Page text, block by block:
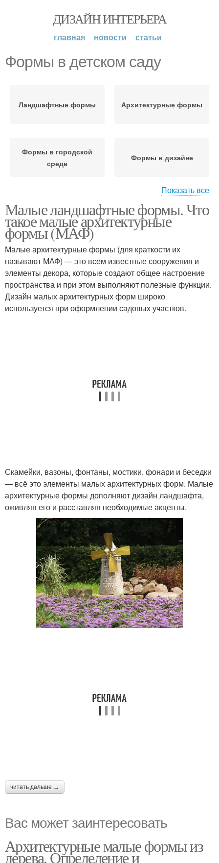
ДИЗАЙН ИНТЕРЬЕРА
главная новости статьи
Формы в детском саду
Ландшафтные формы Архитектурные формы
Формы в городской
среде
Формы в дизайне
площадки
Безопасность для
детских площадок
Формы для сада
Показать все
Малые ландшафтные формы. Что
такое малые архитектурные
формы (МАФ)
Малые архитектурные формы (для краткости их
называют МАФ) — это всем известные сооружения и
элементы декора, которые создают общее настроение
пространства и при этом выполняют полезные функции.
Дизайн малых архитектурных форм широко
используется при оформлении садовых участков.
Скамейки, вазоны, фонтаны, мостики, фонари и беседки
— всё это элементы малых архитектурных форм. Малые
архитектурные формы дополняют дизайн ландшафта,
оживляя его и расставляя необходимые акценты.
читать дальше →
Вас может заинтересовать
Архитектурные малые формы из
дерева. Определение и